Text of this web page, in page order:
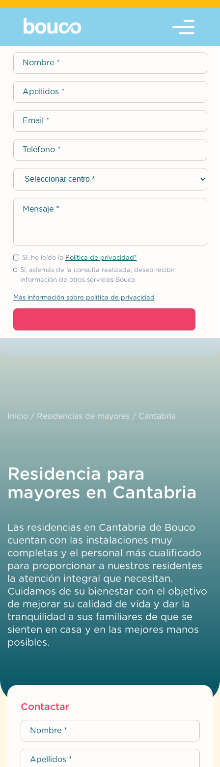
Sí, he leído la Política de privacidad*
Sí, además de la consulta realizada, deseo recibir
información de otros servicios Bouco
Más información sobre política de privacidad
Inicio / Residencias de mayores / Cantabria
Residencia para
mayores en Cantabria
Las residencias en Cantabria de Bouco
cuentan con las instalaciones muy
completas y el personal más cualificado
para proporcionar a nuestros residentes
la atención integral que necesitan.
Cuidamos de su bienestar con el objetivo
de mejorar su calidad de vida y dar la
tranquilidad a sus familiares de que se
sienten en casa y en las mejores manos
posibles.
Contactar